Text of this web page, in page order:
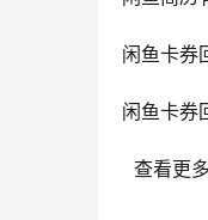
闲鱼卡券
闲鱼卡券
查看更